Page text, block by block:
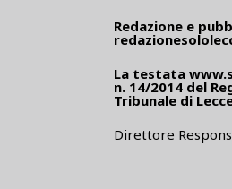
Redazione e
La testata
n. 14/2014 del
Tribunale di
Direttore